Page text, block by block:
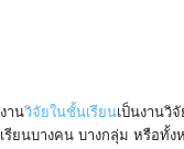
งานวิจัยในชั้นเรียนเป็นงานวิ
เรียนบางคน บางกลุ่ม หรือทั้